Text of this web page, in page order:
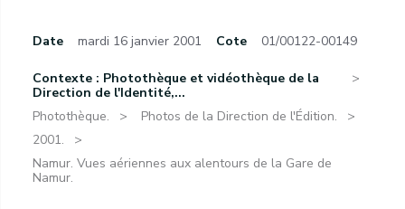
Date mardi 16 janvier 2001 Cote 01/00122-00149
Contexte : Photothèque et vidéothèque de la
Direction de l'Identité,...
Photothèque.
Photos de la Direction de l'Édition.
2001.
Namur. Vues aériennes aux alentours de la Gare de
Namur.